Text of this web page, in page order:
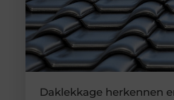
Daklekkage herkennen